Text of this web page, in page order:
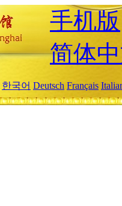
手机版
简体
한국어 Deutsch Français